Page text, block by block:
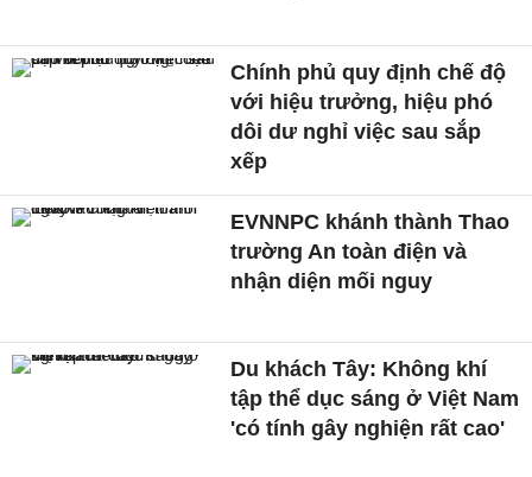
Chính phủ quy định chế độ
với hiệu trưởng, hiệu phó
dôi dư nghỉ việc sau sắp
xếp
EVNNPC khánh thành Thao
trường An toàn điện và
nhận diện mối nguy
Du khách Tây: Không khí
tập thể dục sáng ở Việt Nam
'có tính gây nghiện rất cao'